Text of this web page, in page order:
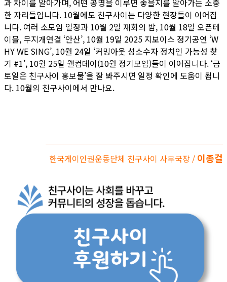
과 차이를 알아가며, 어떤 공명을 이루면 좋을지를 알아가는 소중
한 자리들입니다. 10월에도 친구사이는 다양한 현장들이 이어집
니다. 여러 소모임 일정과 10월 2일 재회의 밤, 10월 18일 오픈테
이블, 무지개연결 ‘안산’, 10월 19일 2025 지보이스 정기공연 ‘W
HY WE SING’, 10월 24일 ‘커밍아웃 성소수자 정치인 가능성 찾
기 #1’, 10월 25일 웰컴데이(10월 정기모임)들이 이어집니다. ‘금
토일은 친구사이 홍보물’을 잘 봐주시면 일정 확인에 도움이 됩니
다. 10월의 친구사이에서 만나요.
한국게이인권운동단체 친구사이 사무국장 / 이종걸